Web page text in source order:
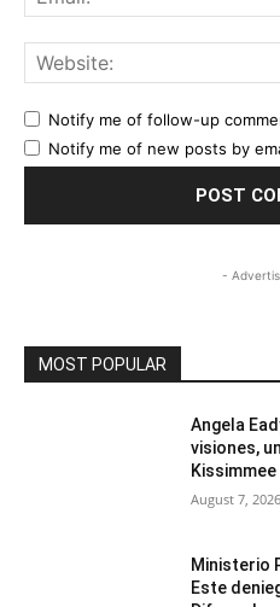
Notify me of follow-up
Notify me of new posts by
-
MOST POPULAR
Angela
visiones,
Kissimmee
August 7, 2026
Ministerio
Este